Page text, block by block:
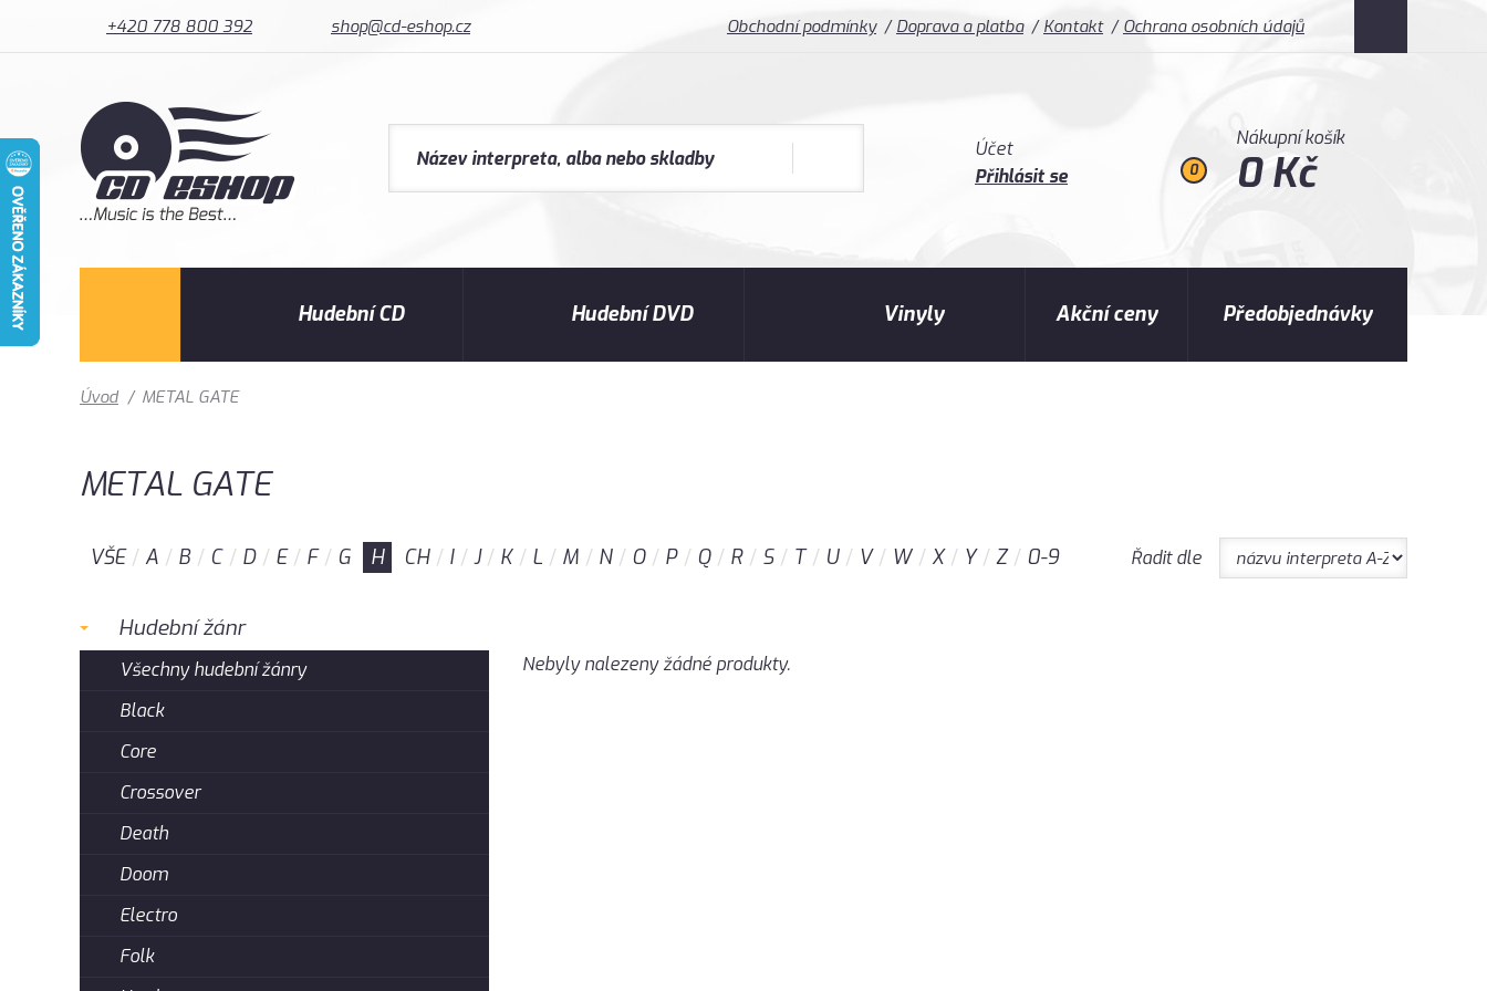
+420 778 800 392 shop@cd-eshop.cz Obchodní podmínky Doprava a platba Kontakt Ochrana osobních údajů
Účet
Přihlásit se
0
Nákupní košík
0 Kč
Hudební CD Hudební DVD Vinyly Akční ceny Předobjednávky
Úvod / METAL GATE
METAL GATE
VŠE A B C D E F G H CH I J K L M N O P Q R S T U V W X Y Z 0-9 Řadit dle
Hudební žánr
Všechny hudební žánry
Black
Core
Crossover
Death
Doom
Electro
Folk
Nebyly nalezeny žádné produkty.